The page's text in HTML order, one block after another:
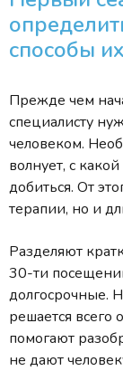
способы
Прежде чем
специалисту
человеком.
волнует, с
добиться. От
терапии, но и
Разделяют
30-ти
долгосрочные.
решается всего
помогают
не дают